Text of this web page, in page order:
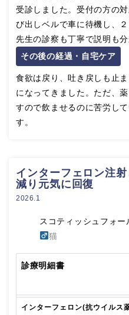
受診しました。受付の方の
び出しベルで車に待機し、
先生の診察も丁寧で説明も
その後の経過・自宅ケア
食欲は戻り、吐き戻しも止
になってきました。ただ、
すので飲ませるのに苦労し
す。
インターフェロン注
減り元気に回復
2026.1
スコティッシュフォー
猫
診療明細書
インターフェロン(抗ウイルス